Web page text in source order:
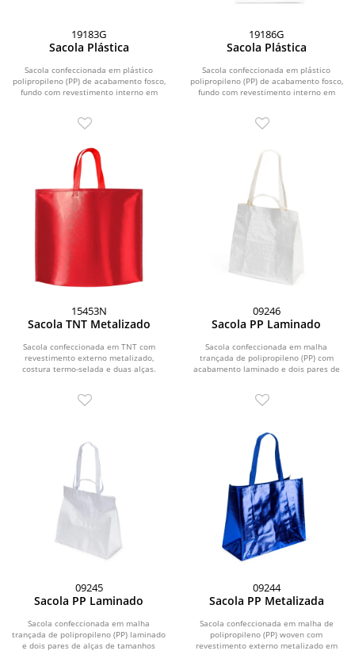
19183G
Sacola Plástica
Sacola confeccionada em plástico
polipropileno (PP) de acabamento fosco,
fundo com revestimento interno em
19186G
Sacola Plástica
Sacola confeccionada em plástico
polipropileno (PP) de acabamento fosco,
fundo com revestimento interno em
15453N
Sacola TNT Metalizado
Sacola confeccionada em TNT com
revestimento externo metalizado,
costura termo-selada e duas alças.
09246
Sacola PP Laminado
Sacola confeccionada em malha
trançada de polipropileno (PP) com
acabamento laminado e dois pares de
09245
Sacola PP Laminado
Sacola confeccionada em malha
trançada de polipropileno (PP) laminado
e dois pares de alças de tamanhos
09244
Sacola PP Metalizada
Sacola confeccionada em malha de
polipropileno (PP) woven com
revestimento externo metalizado em